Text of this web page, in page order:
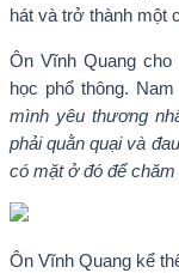
hát và trở thành một
Ôn Vĩnh Quang
học phổ thông.
mình yêu thương
phải quằn quại và
có mặt ở đó để chăm
Ôn Vĩnh Quang kể